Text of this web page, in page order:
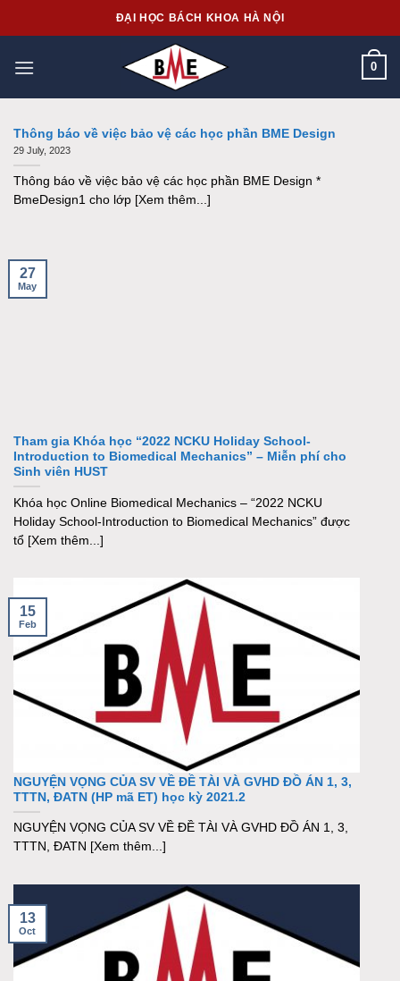
to
ĐẠI HỌC BÁCH KHOA HÀ NỘI
0
Thông báo về việc bảo vệ các học phần BME Design
29 July, 2023
Thông báo về việc bảo vệ các học phần BME Design *
BmeDesign1 cho lớp [Xem thêm...]
Tham gia Khóa học “2022 NCKU Holiday School-
Introduction to Biomedical Mechanics” – Miễn phí cho
Sinh viên HUST
Khóa học Online Biomedical Mechanics – “2022 NCKU
Holiday School-Introduction to Biomedical Mechanics” được
tổ [Xem thêm...]
27
May
NGUYỆN VỌNG CỦA SV VỀ ĐỀ TÀI VÀ GVHD ĐỒ ÁN 1, 3,
TTTN, ĐATN (HP mã ET) học kỳ 2021.2
NGUYỆN VỌNG CỦA SV VỀ ĐỀ TÀI VÀ GVHD ĐỒ ÁN 1, 3,
TTTN, ĐATN [Xem thêm...]
15
Feb
13
Oct